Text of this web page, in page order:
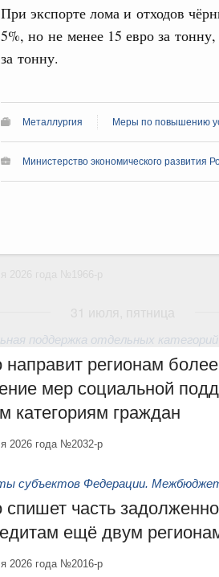
При экспорте лома и отходов
5%, но не менее 15 евро за
за тонну.
Металлургия Меры по повышению
Министерство экономического развития
труда
проект «Экологическое
увеличило объём
федерального
2026 года №2067-р
3 августа, понедельник
возглавил штаб по
поддержка отдельных
направит регионам
мер социальной
категориям граждан
2026 года №2032-р
субъектов Федерации.
спишет часть
ещё двум
2026 года №2016-р